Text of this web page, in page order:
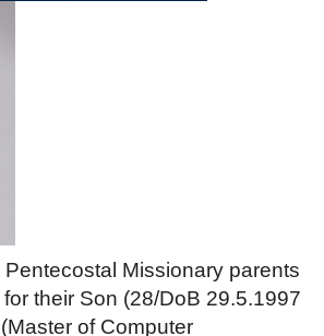
Missionary parents
their Son (28/DoB 29.5.1997
of Computer